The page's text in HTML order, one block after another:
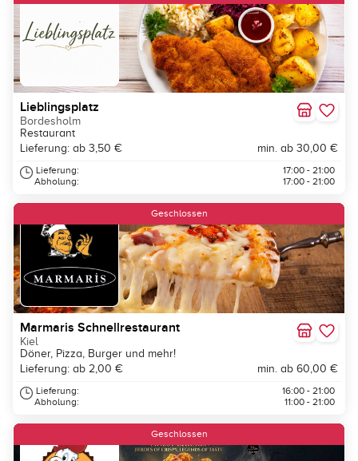
Lieblingsplatz
Bordesholm
Restaurant
Lieferung: ab 3,50 €
min. ab 30,00 €
Lieferung:
Abholung:
17:00 - 21:00
17:00 - 21:00
Geschlossen
Marmaris Schnellrestaurant
Kiel
Döner, Pizza, Burger und mehr!
Lieferung: ab 2,00 €
min. ab 60,00 €
Lieferung:
Abholung:
16:00 - 21:00
11:00 - 21:00
Geschlossen